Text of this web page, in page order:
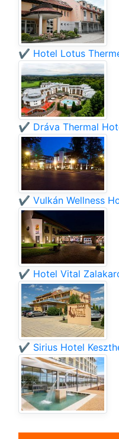
✔️ Hotel Lotus
✔️ Dráva Thermal
✔️ Vulkán Wellness
✔️ Hotel Vital
✔️ Sirius Hotel